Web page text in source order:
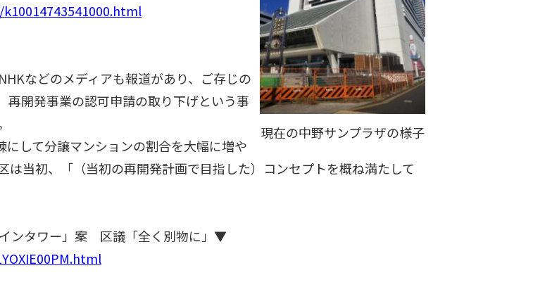
現在の中野サンプラザの様子
などのメディアも報道があり、ご存じの
再開発事業の認可申請の取り下げという事
して分譲マンションの割合を大幅に増や
は当初、「（当初の再開発計画で目指した）コンセプトを概ね満たして
ンタワー」案 区議「全く別物に」▼